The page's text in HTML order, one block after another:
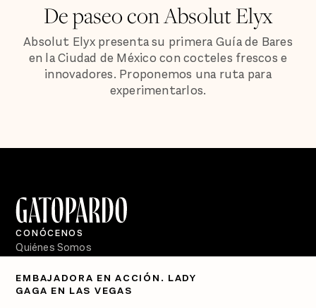
De paseo con Absolut Elyx
Absolut Elyx presenta su primera Guía de Bares
en la Ciudad de México con cocteles frescos e
innovadores. Proponemos una ruta para
experimentarlos.
EMBAJADORA EN ACCIÓN. LADY
GAGA EN LAS VEGAS
CONÓCENOS
Quiénes Somos
PÓDCASTS